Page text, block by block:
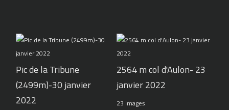
Pic de la Tribune
(2499m)-30 janvier
2022
2564 m col d'Aulon- 23
janvier 2022
23 Images